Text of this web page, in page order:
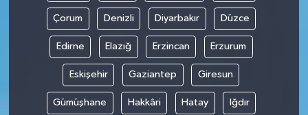
Çorum Denizli Diyarbakır Düzce
Edirne Elazığ Erzincan Erzurum
Eskişehir Gaziantep Giresun
Gümüşhane Hakkâri Hatay Iğdır